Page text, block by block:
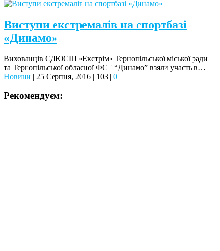
Виступи екстремалів на спортбазі
«Динамо»
Вихованців СДЮСШ «Екстрім» Тернопільської міської ради
та Тернопільської обласної ФСТ “Динамо” взяли участь в…
Новини | 25 Серпня, 2016 | 103 | 0
Рекомендуєм: